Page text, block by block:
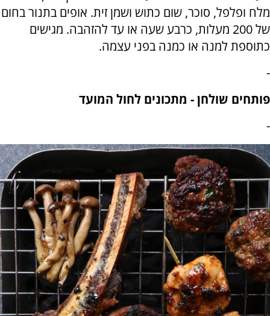
מלח ופלפל, סוכר, שום כתוש ושמן זית. אופים בתנור בחום
של 200 מעלות, כרבע שעה או עד להזהבה. מגישים
כתוספת למנה או כמנה בפני עצמה.
-
פותחים שולחן - מתכונים לחול המועד
-